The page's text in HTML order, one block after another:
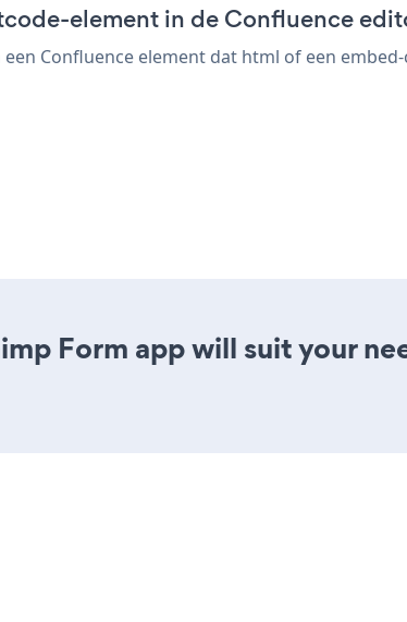
element in de Confluence
Confluence element dat html of een
Form app will suit your